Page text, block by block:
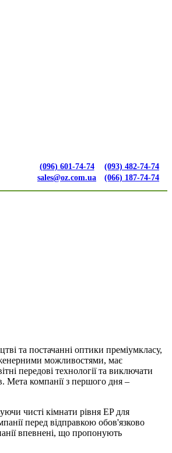
(096) 601-74-74
sales@oz.com.ua
(093) 482-74-74
(066) 187-74-74
та постачанні оптики преміумкласу,
можливостями, має
передові технології та виключати
Мета компанії з першого дня –
чисті кімнати рівня EP для
перед відправкою обов'язково
впевнені, що пропонують